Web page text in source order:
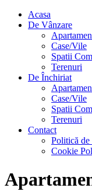
Acasa
De Vânzare
Case/Vile
Spatii
Terenuri
De Închiriat
Case/Vile
Spatii
Terenuri
Contact
Politică
Cookie